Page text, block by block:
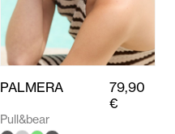
PALMERA
79,90
€
Pull&bear